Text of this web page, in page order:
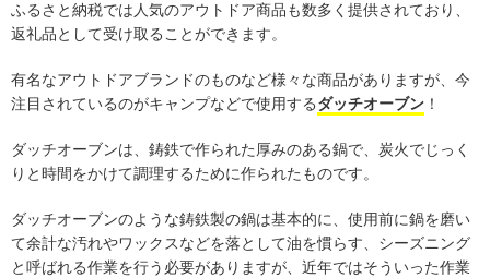
ふるさと納税では人気のアウトドア商品も数多く提供されており、
返礼品として受け取ることができます。
有名なアウトドアブランドのものなど様々な商品がありますが、今
注目されているのがキャンプなどで使用するダッチオーブン ！
ダッチオーブンは、鋳鉄で作られた厚みのある鍋で、炭火でじっく
りと時間をかけて調理するために作られたものです。
ダッチオーブンのような鋳鉄製の鍋は基本的に、使用前に鍋を磨い
て余計な汚れやワックスなどを落として油を慣らす、シーズニング
と呼ばれる作業を行う必要がありますが、近年ではそういった作業